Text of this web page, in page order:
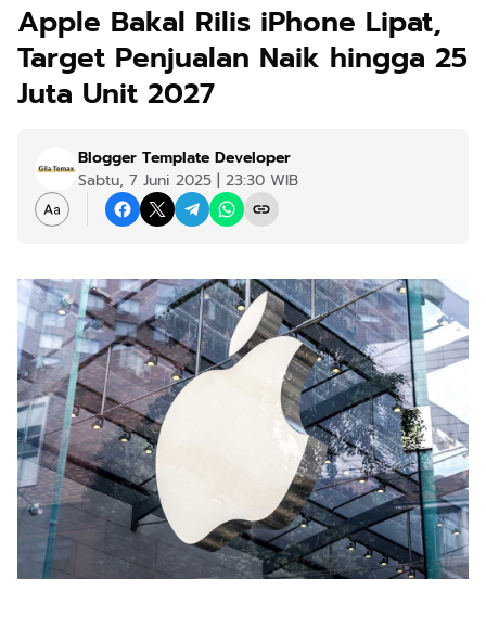
Apple Bakal Rilis iPhone Lipat,
Target Penjualan Naik hingga 25
Juta Unit 2027
Blogger Template Developer
Sabtu, 7 Juni 2025 | 23:30 WIB